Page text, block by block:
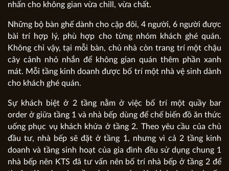
nhấn cho không gian vừa chill, vừa chất.
Những bộ bàn ghế dành cho cặp đôi, 4 người, 6 người được
bài trí hợp lý, phù hợp cho từng nhóm khách ghé quán.
Không chỉ vậy, tại mỗi bàn, chủ nhà còn trang trí một chậu
cây cảnh nhỏ nhắn để không gian quán thêm phần xanh
mát. Mỗi tầng kinh doanh được bố trí một nhà vệ sinh dành
cho khách ghé quán.
Sự khách biệt ở 2 tầng nằm ở việc bố trí một quầy bar
order ở giữa tầng 1 và nhà bếp dùng để chế biến đồ ăn thức
uống phục vụ khách khứa ở tầng 2. Theo yêu cầu của chủ
đầu tư, nhà bếp sẽ đặt ở tầng 1, nhưng vì cả 2 tầng kinh
doanh và tầng sinh hoạt của gia đình đều sử dụng chung 1
nhà bếp nên KTS đã tư vấn nên bố trí nhà bếp ở tầng 2 để